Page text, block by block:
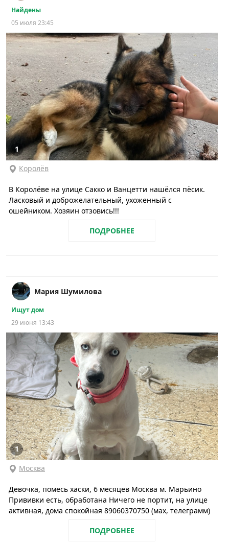
Найдены
05 июля 23:45
1
Королёв
В Королёве на улице Сакко и Ванцетти нашёлся пёсик.
Ласковый и доброжелательный, ухоженный с
ошейником. Хозяин отзовись!!!
ПОДРОБНЕЕ
Мария Шумилова
Ищут дом
29 июня 13:43
1
Москва
Девочка, помесь хаски, 6 месяцев Москва м. Марьино
Прививки есть, обработана Ничего не портит, на улице
активная, дома спокойная 89060370750 (мах, телеграмм)
ПОДРОБНЕЕ